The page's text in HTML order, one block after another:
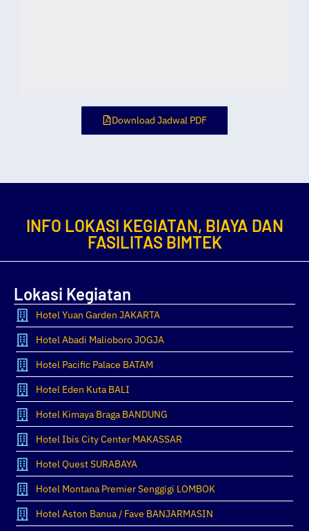
Download Jadwal PDF
INFO LOKASI KEGIATAN, BIAYA DAN
FASILITAS BIMTEK
Lokasi Kegiatan
Hotel Yuan Garden JAKARTA
Hotel Abadi Malioboro JOGJA
Hotel Pacific Palace BATAM
Hotel Eden Kuta BALI
Hotel Kimaya Braga BANDUNG
Hotel Ibis City Center MAKASSAR
Hotel Quest SURABAYA
Hotel Montana Premier Senggigi LOMBOK
Hotel Aston Banua / Fave BANJARMASIN